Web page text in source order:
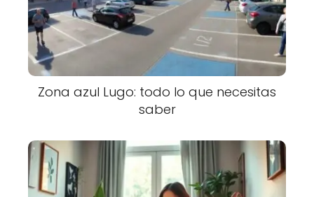
Zona azul Lugo: todo lo que necesitas
saber